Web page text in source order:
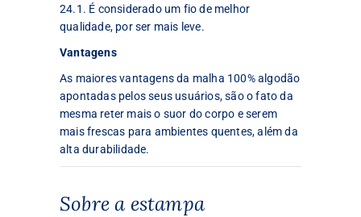
24.1. É considerado um fio de melhor
qualidade, por ser mais leve.
Vantagens
As maiores vantagens da malha 100% algodão
apontadas pelos seus usuários, são o fato da
mesma reter mais o suor do corpo e serem
mais frescas para ambientes quentes, além da
alta durabilidade.
Sobre a estampa